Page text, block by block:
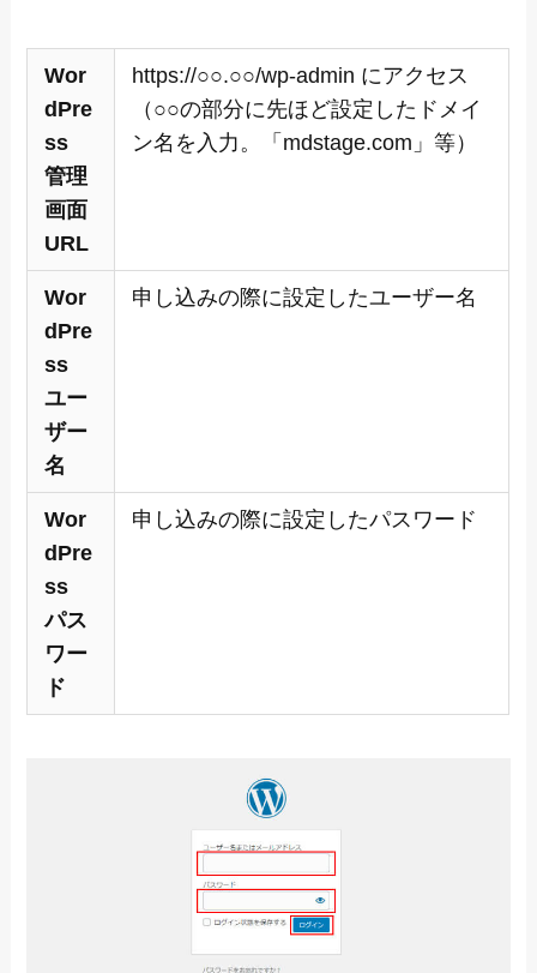
Wor
dPre
ss
管理
画面
URL
https://○○.○○/wp-admin にアクセス
（○○の部分に先ほど設定したドメイ
ン名を入力。「mdstage.com」等）
Wor
dPre
ss
ユー
ザー
名
申し込みの際に設定したユーザー名
Wor
dPre
ss
パス
ワー
ド
申し込みの際に設定したパスワード